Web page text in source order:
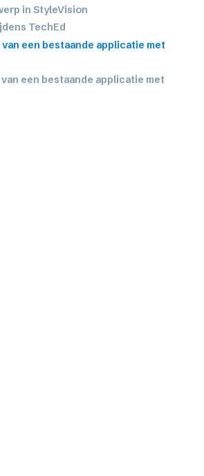
in StyleVision
TechEd
van een bestaande applicatie met
van een bestaande applicatie met